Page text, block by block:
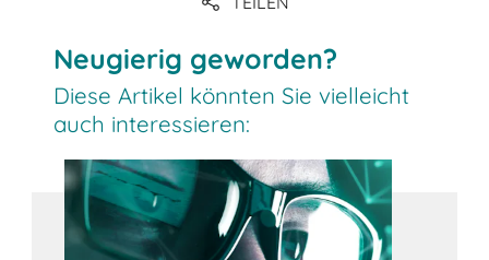
Neugierig geworden?
Diese Artikel könnten Sie vielleicht
auch interessieren: